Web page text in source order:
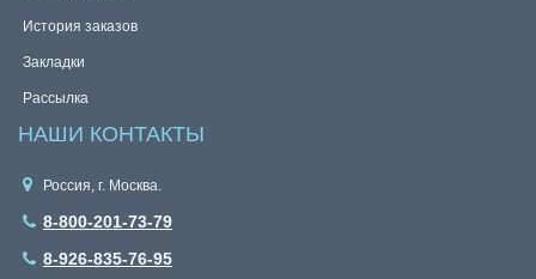
История заказов
Закладки
Рассылка
НАШИ КОНТАКТЫ
Россия, г. Москва.
8-800-201-73-79
8-926-835-76-95